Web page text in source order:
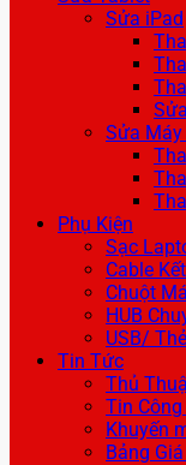
Sửa iPad
Sửa
Phụ Kiện
Sạc
Cable
Chuột
HUB
USB/
Tin Tức
Thủ
Tin
Khuyến
Bảng